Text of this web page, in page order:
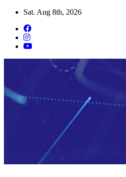
Skip
content
Sat. Aug 8th, 2026